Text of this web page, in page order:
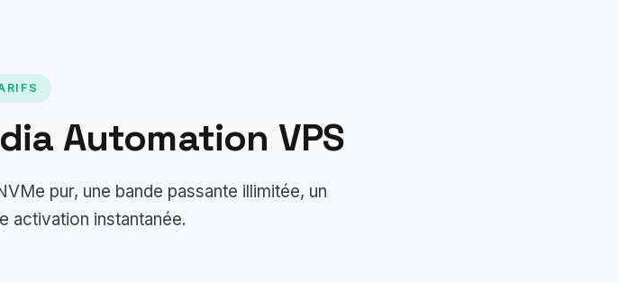
Automation VPS
pur, une bande passante illimitée, un
activation instantanée.